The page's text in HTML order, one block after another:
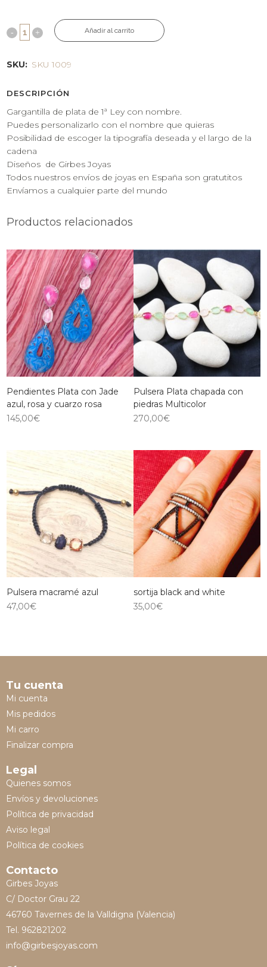
Añadir al carrito
SKU: SKU 1009
DESCRIPCIÓN
Gargantilla de plata de 1ª Ley con nombre.
Puedes personalizarlo con el nombre que quieras
Posibilidad de escoger la tipografía deseada y el largo de la
cadena
Diseños de Girbes Joyas
Todos nuestros envíos de joyas en España son gratutitos
Envíamos a cualquier parte del mundo
Productos relacionados
Pendientes Plata con Jade
azul, rosa y cuarzo rosa
145,00€
Pulsera Plata chapada con
piedras Multicolor
270,00€
Pulsera macramé azul
47,00€
sortija black and white
35,00€
Tu cuenta
Mi cuenta
Mis pedidos
Mi carro
Finalizar compra
Legal
Quienes somos
Envíos y devoluciones
Política de privacidad
Aviso legal
Política de cookies
Contacto
Girbes Joyas
C/ Doctor Grau 22
46760 Tavernes de la Valldigna (Valencia)
Tel. 962821202
info@girbesjoyas.com